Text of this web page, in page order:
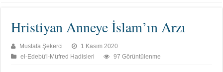
Hristiyan Anneye İslam’ın Arzı
Mustafa Şekerci
1 Kasım 2020
el-Edebü'l-Müfred Hadisleri
97 Görüntülenme